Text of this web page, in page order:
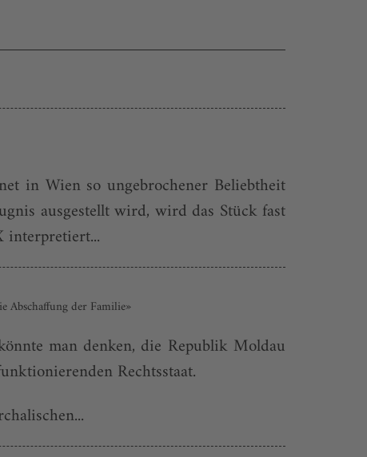
in Wien so ungebrochener Beliebtheit
ausgestellt wird, wird das Stück fast
interpretiert...
Abschaffung der Familie»
man denken, die Republik Moldau
Rechtsstaat.